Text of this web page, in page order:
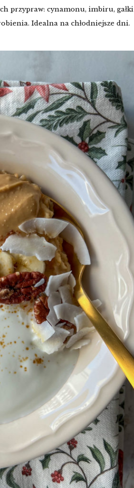
przypraw: cynamonu, imbiru, gałki
Idealna na chłodniejsze dni.